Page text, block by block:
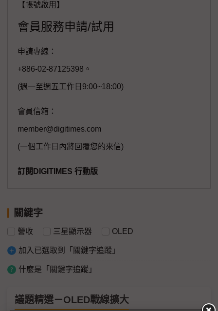
【帳號啟用】
會員服務申請/試用
申請專線：
+886-02-87125398。
(週一至週五工作日9:00~18:00)
會員信箱：
member@digitimes.com
(一個工作日內將回覆您的來信)
訂閱DIGITIMES 行動版
關鍵字
營收 三星顯示器 OLED
加入已選取到「關鍵字追蹤」
什麼是「關鍵字追蹤」
議題精選－OLED戰線擴大